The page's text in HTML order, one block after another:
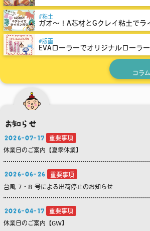
粘土
ガオ～！A芯材とGクレイ粘土でラ
版画
EVAローラーでオリジナルローラ
コラ
お知らせ
2026-07-17
重要事項
休業日のご案内【夏季休業】
2026-06-26
重要事項
台風 7・8 号による出荷停止のお知らせ
2026-04-17
重要事項
休業日のご案内【GW】